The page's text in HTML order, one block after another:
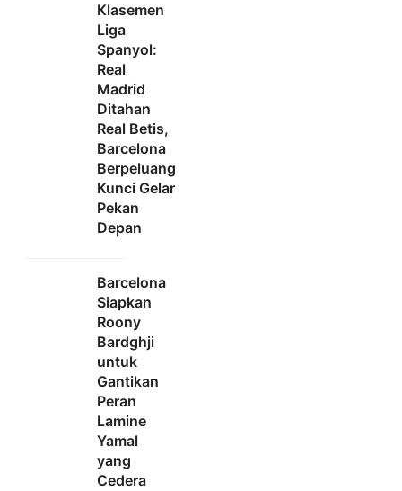
Klasemen
Liga
Spanyol:
Real
Madrid
Ditahan
Real Betis,
Barcelona
Berpeluang
Kunci Gelar
Pekan
Depan
Barcelona
Siapkan
Roony
Bardghji
untuk
Gantikan
Peran
Lamine
Yamal
yang
Cedera